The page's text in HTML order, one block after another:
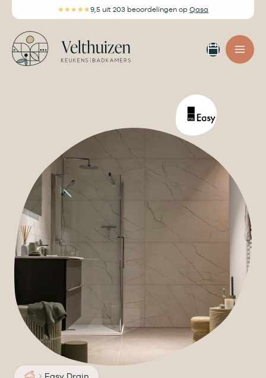
inhoud
★★★★★9,5 uit 203 beoordelingen op Qasa
maken
Easy Drain